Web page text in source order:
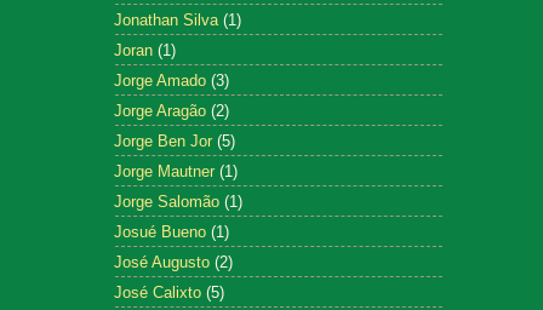
Jonathan Silva (1)
Joran (1)
Jorge Amado (3)
Jorge Aragão (2)
Jorge Ben Jor (5)
Jorge Mautner (1)
Jorge Salomão (1)
Josué Bueno (1)
José Augusto (2)
José Calixto (5)